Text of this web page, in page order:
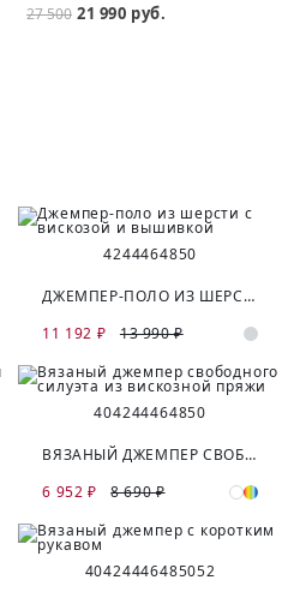
27 500 21 990 руб.
4244464850
ДЖЕМПЕР-ПОЛО ИЗ ШЕРСТИ С ВИСКОЗОЙ И ВЫШИВКОЙ
11 192 ₽
13 990 ₽
404244464850
ВЯЗАНЫЙ ДЖЕМПЕР СВОБОДНОГО СИЛУЭТА ИЗ ВИСКОЗНОЙ ПРЯЖИ
6 952 ₽
8 690 ₽
40424446485052